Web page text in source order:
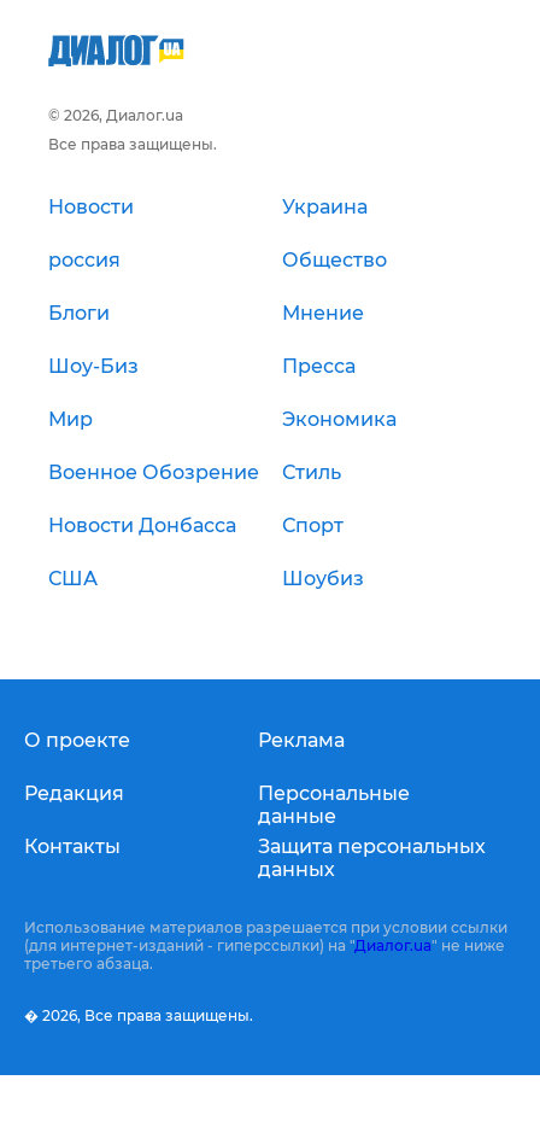
© 2026, Диалог.ua
Все права защищены.
Новости Украина
россия Общество
Блоги Мнение
Шоу-Биз Пресса
Мир Экономика
Военное Обозрение Стиль
Новости Донбасса Спорт
США Шоубиз
О проекте
Редакция
Контакты
Реклама
Персональные
данные
Защита персональных
данных
Использование материалов разрешается при условии ссылки
(для интернет-изданий - гиперссылки) на "Диалог.ua" не ниже
третьего абзаца.
� 2026, Все права защищены.